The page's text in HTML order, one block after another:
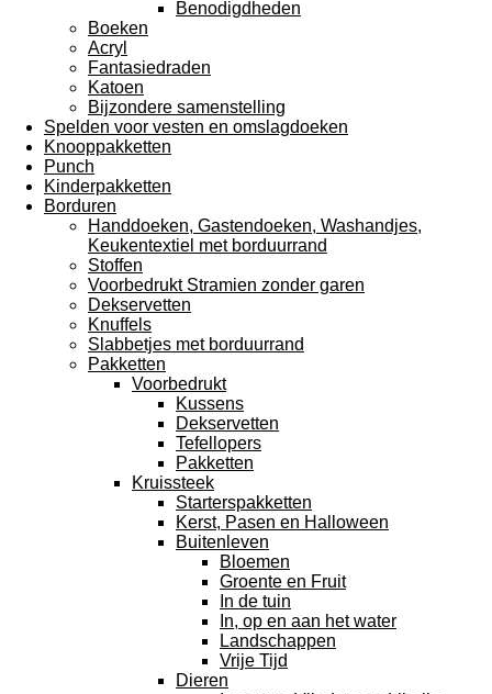
Benodigdheden
Boeken
Acryl
Fantasiedraden
Katoen
Bijzondere samenstelling
Spelden voor vesten en omslagdoeken
Knooppakketten
Punch
Kinderpakketten
Borduren
Handdoeken, Gastendoeken, Washandjes,
Keukentextiel met borduurrand
Stoffen
Voorbedrukt Stramien zonder garen
Dekservetten
Knuffels
Slabbetjes met borduurrand
Pakketten
Voorbedrukt
Kussens
Dekservetten
Tefellopers
Pakketten
Kruissteek
Starterspakketten
Kerst, Pasen en Halloween
Buitenleven
Bloemen
Groente en Fruit
In de tuin
In, op en aan het water
Landschappen
Vrije Tijd
Dieren